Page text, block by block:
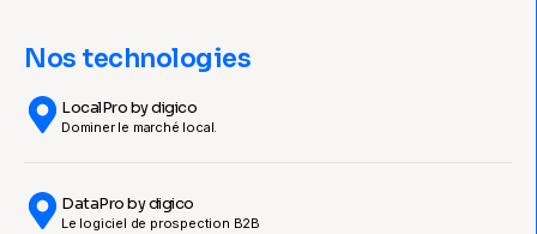
Nos technologies
LocalPro by digico
Dominer le marché local.
DataPro by digico
Le logiciel de prospection B2B